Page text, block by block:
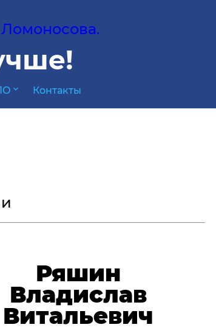
expand_more Контакты
Ряшин
Владислав
Витальевич